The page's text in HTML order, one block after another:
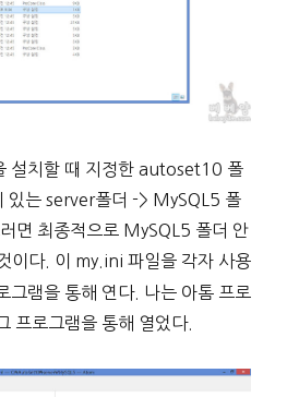
설치할 때 지정한 autoset10 폴
있는 server폴더 -> MySQL5 폴
면 최종적으로 MySQL5 폴더 안
이다. 이 my.ini 파일을 각자 사용
그램을 통해 연다. 나는 아톰 프로
프로그램을 통해 열었다.